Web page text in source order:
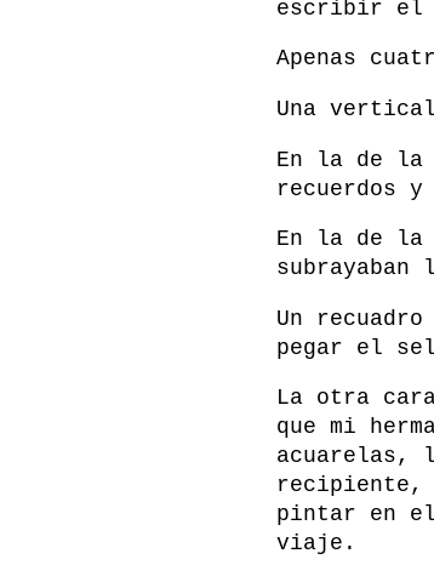
escribir el
Apenas
Una
En la de la
recuerdos
En la de la
Un
pegar el
La otra
que mi
acuarelas,
recipiente,
pintar en
viaje.